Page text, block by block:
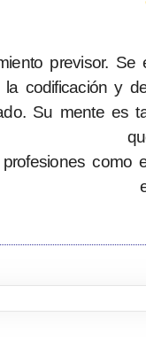
previsor.
la codificación y
Su mente es
como